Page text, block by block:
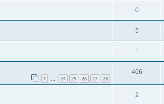
0
5
1
1 24 25 26 27 28
406
2